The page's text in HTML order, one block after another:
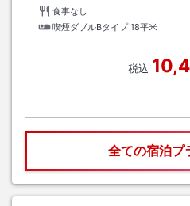
食事なし
喫煙ダブルBタイプ 18平米
税込
全ての宿泊プ